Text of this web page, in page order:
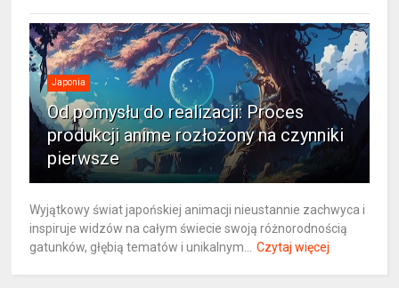
Japonia
Od pomysłu do realizacji: Proces
produkcji anime rozłożony na czynniki
pierwsze
Wyjątkowy świat japońskiej animacji nieustannie zachwyca i
inspiruje widzów na całym świecie swoją różnorodnością
gatunków, głębią tematów i unikalnym...
Czytaj więcej